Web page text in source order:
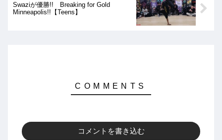
Swaziが優勝!! Breaking for Gold
Minneapolis!!【Teens】
コメントを書き込む